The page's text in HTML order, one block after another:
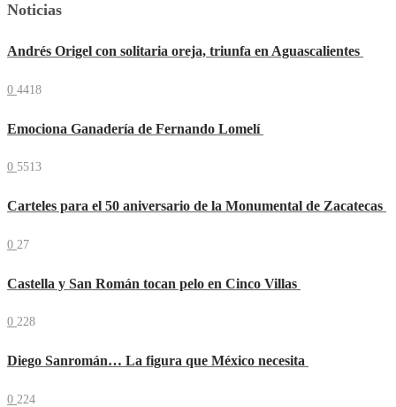
Noticias
Andrés Origel con solitaria oreja, triunfa en Aguascalientes
0 4418
Emociona Ganadería de Fernando Lomelí
0 5513
Carteles para el 50 aniversario de la Monumental de Zacatecas
0 27
Castella y San Román tocan pelo en Cinco Villas
0 228
Diego Sanromán… La figura que México necesita
0 224